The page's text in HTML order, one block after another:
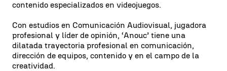
contenido especializados en videojuegos.
Con estudios en Comunicación Audiovisual, jugadora
profesional y líder de opinión, ‘Anouc’ tiene una
dilatada trayectoria profesional en comunicación,
dirección de equipos, contenido y en el campo de la
creatividad.